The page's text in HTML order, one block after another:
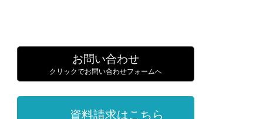
お問い合わせ
クリックでお問い合わせフォームへ
資料請求はこちら